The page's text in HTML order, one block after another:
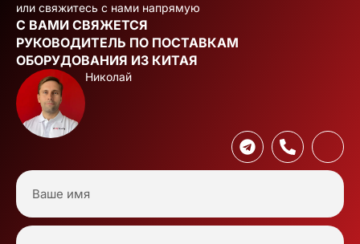
или свяжитесь с нами напрямую
С ВАМИ СВЯЖЕТСЯ
РУКОВОДИТЕЛЬ ПО ПОСТАВКАМ
ОБОРУДОВАНИЯ ИЗ КИТАЯ
Николай